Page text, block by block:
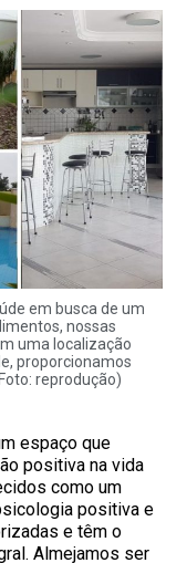
em busca de um
nossas
uma localização
proporcionamos
reprodução)
espaço que
positiva na vida
como um
positiva e
e têm o
Almejamos ser